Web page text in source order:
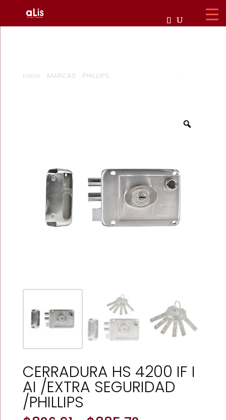
Inicio MARCAS PHILLIPS
CERRADURA HS 4200 IF I
AI /EXTRA SEGURIDAD
/PHILLIPS